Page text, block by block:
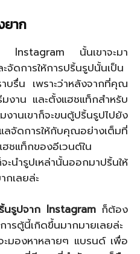
ยาก
ป Instagram นั้นเขาจะมา
ดการให้การปริ้นรูปนั้นเป็น
บรื่น เพราะว่าหลังจากที่คุณ
งาน และตั้งแฮชแท็กสำหรับ
านเขาก็จะขนตู้ปริ้นรูปไปยัง
จัดการให้กับคุณอย่างเต็มที่
ชแท็กของอีเวนต์ใน
ำรูปเหล่านั้นออกมาปริ้นให้
เลยล่ะ
นรูปจาก Instagramก็ต้อง
รตู้นี้เกิดขึ้นมากมายเลยล่ะ
ะมองหาหลายๆ แบรนด์ เพื่อ